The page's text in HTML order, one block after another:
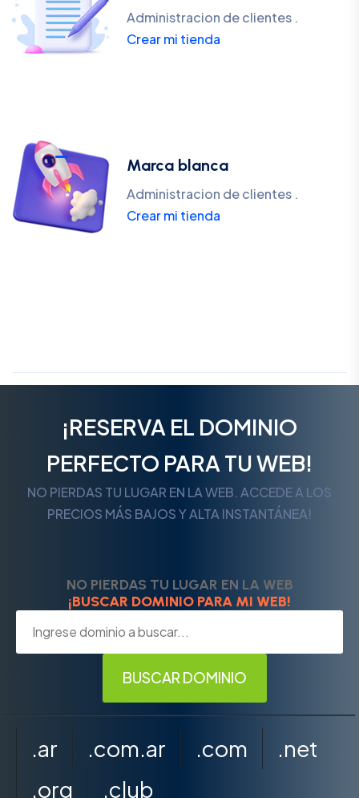
Administracion de clientes .
Crear mi tienda
Marca blanca
Administracion de clientes .
Crear mi tienda
¡RESERVA EL DOMINIO
PERFECTO PARA TU WEB!
NO PIERDAS TU LUGAR EN LA WEB. ACCEDE A LOS
PRECIOS MÁS BAJOS Y ALTA INSTANTÁNEA!
NO PIERDAS TU LUGAR EN LA WEB
¡BUSCAR DOMINIO PARA MI WEB!
.ar .com.ar .com
.net
.org
.club